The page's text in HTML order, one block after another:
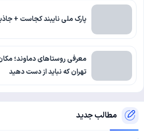
پارک ملی نایبند کجاست +
معرفی روستاهای دماوند؛
تهران که نباید از دست دهید
مطالب جدید